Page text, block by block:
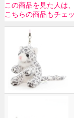
この商品を見た人は、
こちらの商品もチェ